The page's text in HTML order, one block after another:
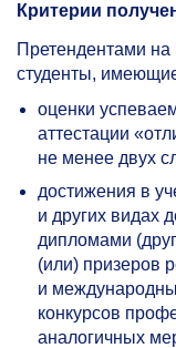
Критерии
Претендентами на
студенты,
оценки
аттестации
не менее двух
достижения в
и других видах
дипломами
(или) призеров
и
конкурсов
аналогичных